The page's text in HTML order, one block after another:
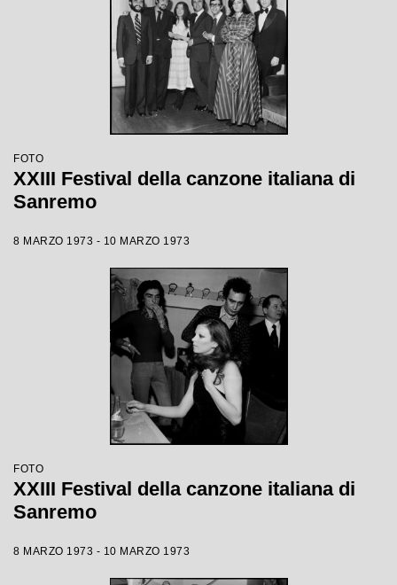
FOTO
XXIII Festival della canzone italiana di
Sanremo
8 MARZO 1973 - 10 MARZO 1973
FOTO
XXIII Festival della canzone italiana di
Sanremo
8 MARZO 1973 - 10 MARZO 1973